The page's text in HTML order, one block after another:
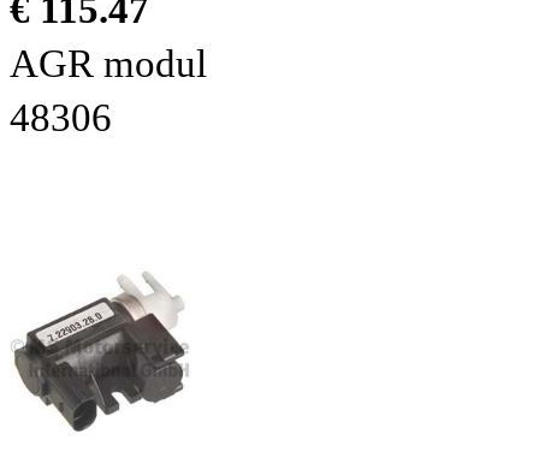
€ 115.47
AGR modul
48306